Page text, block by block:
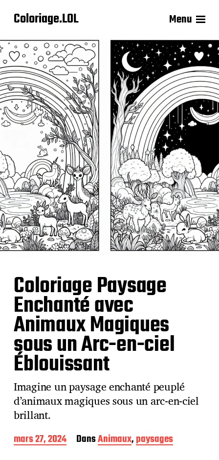
Coloriage.LOL Menu
Coloriage Paysage
Enchanté avec
Animaux Magiques
sous un Arc-en-ciel
Éblouissant
Imagine un paysage enchanté peuplé
d’animaux magiques sous un arc-en-ciel
brillant.
D
a
mars 27, 2024 DansAnimaux,paysages